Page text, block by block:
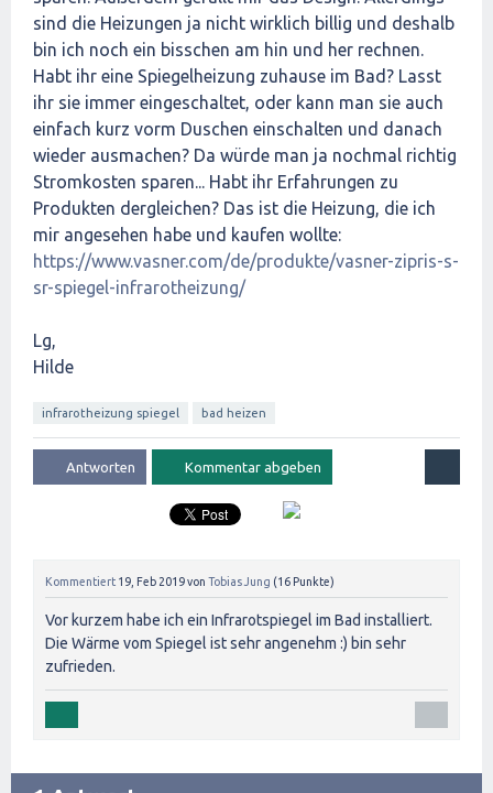
sind die Heizungen ja nicht wirklich billig und deshalb
bin ich noch ein bisschen am hin und her rechnen.
Habt ihr eine Spiegelheizung zuhause im Bad? Lasst
ihr sie immer eingeschaltet, oder kann man sie auch
einfach kurz vorm Duschen einschalten und danach
wieder ausmachen? Da würde man ja nochmal richtig
Stromkosten sparen... Habt ihr Erfahrungen zu
Produkten dergleichen? Das ist die Heizung, die ich
mir angesehen habe und kaufen wollte:
https://www.vasner.com/de/produkte/vasner-zipris-s-
sr-spiegel-infrarotheizung/
Lg,
Hilde
infrarotheizung spiegel bad heizen
Kommentiert 19, Feb 2019von Tobias Jung (16 Punkte)
Vor kurzem habe ich ein Infrarotspiegel im Bad installiert.
Die Wärme vom Spiegel ist sehr angenehm :) bin sehr
zufrieden.